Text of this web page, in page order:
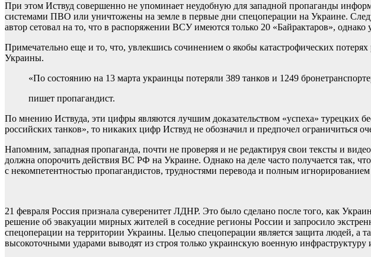
При этом Иствуд совершенно не упоминает неудобную для западной пропаганды
системами ПВО или уничтожены на земле в первые дни спецоперации на Украине.
автор сетовал на то, что в распоряжении ВСУ имеются только 20 «Байрактаров»,
Примечательно еще и то, что, увлекшись сочинением о якобы катастрофических
Украины.
«По состоянию на 13 марта украинцы потеряли 389 танков и 1249
пишет пропагандист.
По мнению Иствуда, эти цифры являются лучшим доказательством «успеха» турецких
российских танков», то никаких цифр Иствуд не обозначил и предпочел ограничиться
Напомним, западная пропаганда, почти не проверяя и не редактируя свои тексты и
должна опорочить действия ВС РФ на Украине. Однако на деле часто получается так,
с некомпетентностью пропагандистов, трудностями перевода и полным
21 февраля Россия признала суверенитет ЛДНР. Это было сделано после того, как
решение об эвакуации мирных жителей в соседние регионы России и запросило
спецоперации на территории Украины. Целью спецоперации является защита людей, а
высокоточными ударами выводят из строя только украинскую военную инфраструктуру